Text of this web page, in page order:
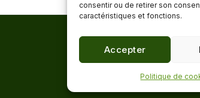
consentir ou de retirer son
caractéristiques et fonctions.
Accepter
Politique de